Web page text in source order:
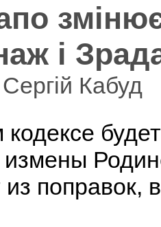
і
Кабуд
кодексе
поправок,